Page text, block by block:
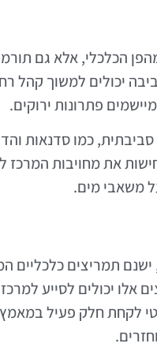
הכלכלי, אלא גם
יכולים למשוך קהל
פתרונות ירוקים.
סביבתית, כמו סדנאות
את מחויבות המרכז
משאבי מים.
תמריצים כלכליים
יכולים לסייע
לקחת חלק פעיל במאמץ.